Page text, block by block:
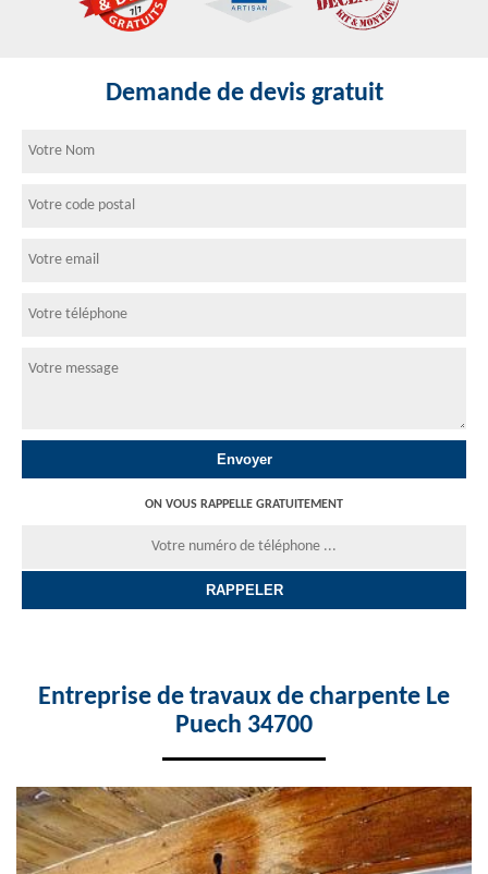
Demande de devis gratuit
ON VOUS RAPPELLE GRATUITEMENT
Entreprise de travaux de charpente Le
Puech 34700